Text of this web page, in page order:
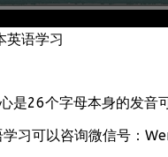
英语学习
是26个字母本身的发音
学习可以咨询微信号：